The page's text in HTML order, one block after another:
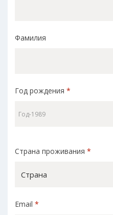
Фамилия
Год рождения *
Страна проживания *
Страна
Email *